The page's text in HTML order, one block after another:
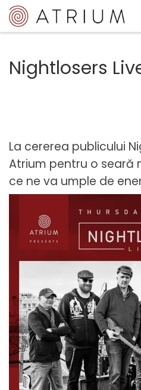
Sari la conținut
Nightlosers
La cererea publicului
Atrium pentru o seară
ce ne va umple de